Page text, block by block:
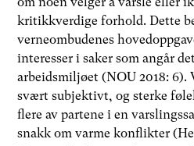
kritikkverdige forhold. Dette
verneombudenes
interesser i saker som angår
arbeidsmiljøet (NOU 2018: 6).
svært subjektivt, og sterke
flere av partene i en
snakk om varme konflikter